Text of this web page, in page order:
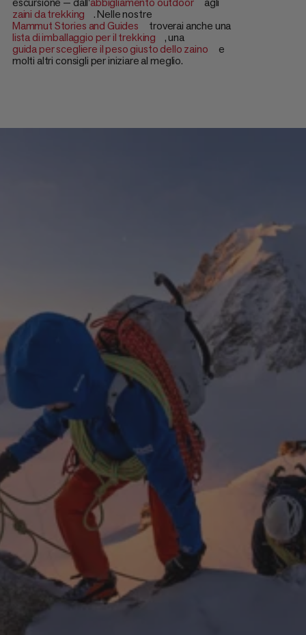
zaini da trekking
. Nelle nostre
Mammut Stories and Guides
troverai anche una
lista di imballaggio per il trekking
, una
guida per scegliere il peso giusto dello zaino
e
molti altri consigli per iniziare al meglio.